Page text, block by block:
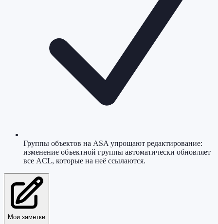
Группы объектов на ASA упрощают редактирование:
изменение объектной группы автоматически обновляет
все ACL, которые на неё ссылаются.
Мои заметки